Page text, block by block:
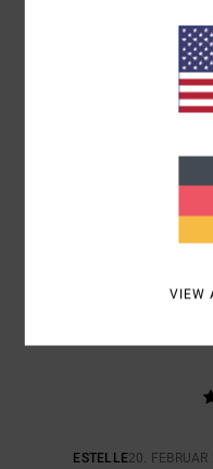
PREIS-
ICH EMPFEHLE DIESES
ESTELLE20.
VIEW